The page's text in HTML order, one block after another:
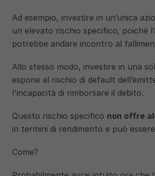
Ad esempio, investire in un’unica
un elevato rischio specifico, poiché
potrebbe andare incontro al
Allo stesso modo, investire in una
espone al rischio di default
l'incapacità di rimborsare il debito.
Questo rischio specifico non offre
in termini di rendimento e può
Come?